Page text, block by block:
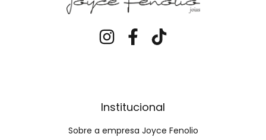
Institucional
Sobre a empresa Joyce Fenolio